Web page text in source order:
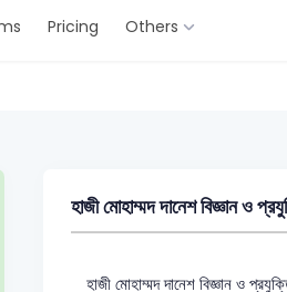
Pricing Others
হাজী মোহাম্মদ দানেশ বিজ্ঞান ও
হাজী মোহাম্মদ দানেশ বিজ্ঞান ও